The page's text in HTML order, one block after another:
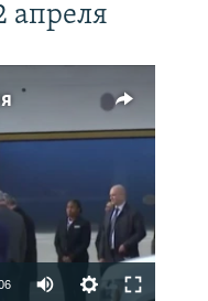
апреля
available